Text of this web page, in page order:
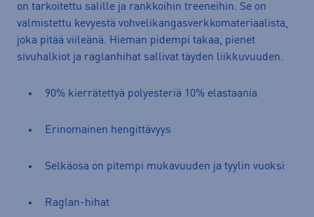
on tarkoitettu salille ja rankkoihin treeneihin. Se on
valmistettu kevyestä vohvelikangasverkkomateriaalista,
joka pitää viileänä. Hieman pidempi takaa, pienet
sivuhalkiot ja raglanhihat sallivat täyden liikkuvuuden.
90% kierrätettyä polyesteriä 10% elastaania
Erinomainen hengittävyys
Selkäosa on pitempi mukavuuden ja tyylin vuoksi
Raglan-hihat